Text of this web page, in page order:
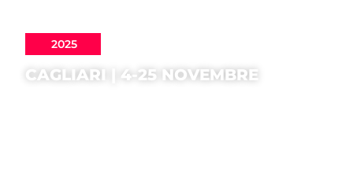
2025
CAGLIARI | 4-25 NOVEMBRE